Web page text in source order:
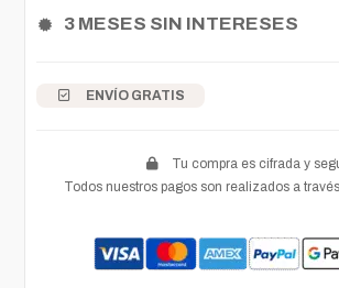
3 MESES SIN INTERESES
ENVÍO GRATIS
Tu compra es cifrada y
Todos nuestros pagos son realizados a